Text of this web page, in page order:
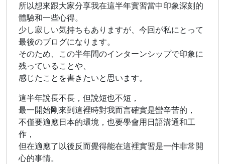
所以想來跟大家分享我在這半年實習當中印象深刻的
體驗和一些心得。
少し寂しい気持ちもありますが、今回が私にとって
最後のブログになります。
そのため、この半年間のインターンシップで印象に
残っていることや、
感じたことを書きたいと思います。
這半年說長不長，但說短也不短，
最一開始剛來到這裡時對我而言確實是蠻辛苦的，
不僅要適應日本的環境，也要學會用日語溝通和工
作，
但在適應了以後反而覺得能在這裡實習是一件非常開
心的事情。